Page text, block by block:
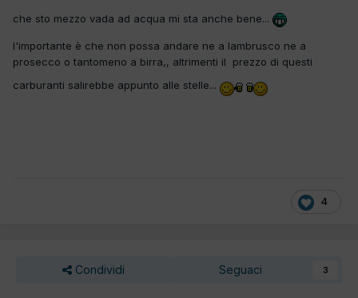
che sto mezzo vada ad acqua mi sta anche bene...
l'importante è che non possa andare ne a lambrusco ne a
prosecco o tantomeno a birra,, altrimenti il prezzo di questi
carburanti salirebbe appunto alle stelle...
4
Condividi Seguaci 3